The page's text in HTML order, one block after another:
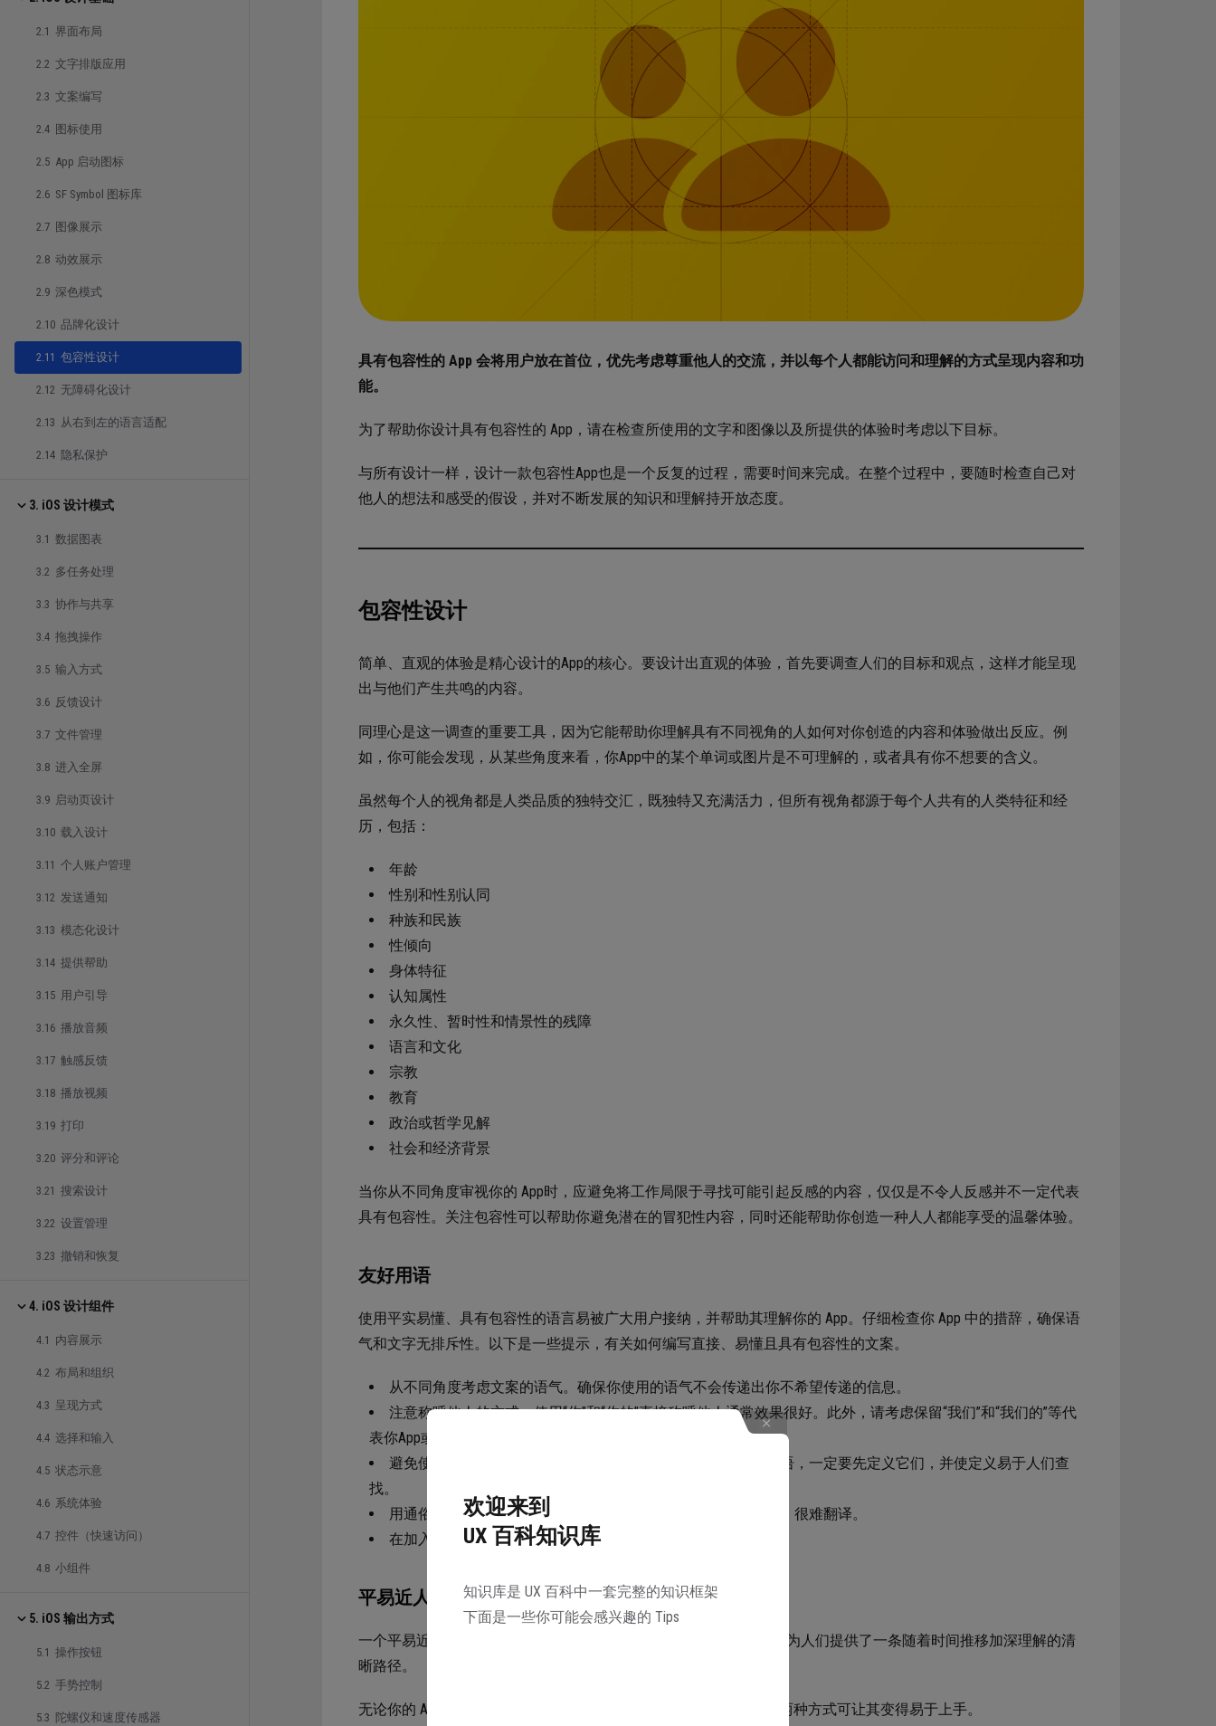
2.1 界面布局
2.2 文字排版应用
2.3 文案编写
2.4 图标使用
2.5 App 启动图标
2.6 SF Symbol 图标库
2.7 图像展示
2.8 动效展示
2.9 深色模式
2.10 品牌化设计
2.11 包容性设计
2.12 无障碍化设计
2.13 从右到左的语言适配
2.14 隐私保护
3. iOS 设计模式
3.1 数据图表
3.2 多任务处理
3.3 协作与共享
3.4 拖拽操作
3.5 输入方式
3.6 反馈设计
3.7 文件管理
3.8 进入全屏
3.9 启动页设计
3.10 载入设计
3.11 个人账户管理
3.12 发送通知
3.13 模态化设计
3.14 提供帮助
3.15 用户引导
3.16 播放音频
3.17 触感反馈
3.18 播放视频
3.19 打印
3.20 评分和评论
3.21 搜索设计
3.22 设置管理
3.23 撤销和恢复
4. iOS 设计组件
4.1 内容展示
4.2 布局和组织
4.3 呈现方式
4.4 选择和输入
4.5 状态示意
4.6 系统体验
4.7 控件（快速访问）
4.8 小组件
5. iOS 输出方式
5.1 操作按钮
5.2 手势控制
5.3 陀螺仪和速度传感器
具有包容性的 App 会将用户放在首位，优先考虑尊重他人的交流，并以每个人都能访问和理解的方式呈现内容和功
能。
为了帮助你设计具有包容性的 App，请在检查所使用的文字和图像以及所提供的体验时考虑以下目标。
与所有设计一样，设计一款包容性App也是一个反复的过程，需要时间来完成。在整个过程中，要随时检查自己对
他人的想法和感受的假设，并对不断发展的知识和理解持开放态度。
包容性设计
简单、直观的体验是精心设计的App的核心。要设计出直观的体验，首先要调查人们的目标和观点，这样才能呈现
出与他们产生共鸣的内容。
同理心是这一调查的重要工具，因为它能帮助你理解具有不同视角的人如何对你创造的内容和体验做出反应。例
如，你可能会发现，从某些角度来看，你App中的某个单词或图片是不可理解的，或者具有你不想要的含义。
虽然每个人的视角都是人类品质的独特交汇，既独特又充满活力，但所有视角都源于每个人共有的人类特征和经
历，包括：
年龄
性别和性别认同
种族和民族
性倾向
身体特征
认知属性
永久性、暂时性和情景性的残障
语言和文化
宗教
教育
政治或哲学见解
社会和经济背景
当你从不同角度审视你的 App时，应避免将工作局限于寻找可能引起反感的内容，仅仅是不令人反感并不一定代表
具有包容性。关注包容性可以帮助你避免潜在的冒犯性内容，同时还能帮助你创造一种人人都能享受的温馨体验。
友好用语
使用平实易懂、具有包容性的语言易被广大用户接纳，并帮助其理解你的 App。仔细检查你 App 中的措辞，确保语
气和文字无排斥性。以下是一些提示，有关如何编写直接、易懂且具有包容性的文案。
从不同角度考虑文案的语气。确保你使用的语气不会传递出你不希望传递的信息。
注意称呼他人的方式。使用“你”和“你的”直接称呼他人通常效果很好。此外，请考虑保留“我们”和“我们的”等代
表你App或公司的词语。
避免使用没有定义的专业或技术术语。如果你必须使用这些术语，一定要先定义它们，并使定义易于人们查
找。
用通俗语言取代口语表达，口语表达通常具有特定的文化背景，很难翻译。
在加入幽默之前要慎重考虑。
平易近人
一个平易近人的App不要求人们在使用前具备特定的技能或知识，它为人们提供了一条随着时间推移加深理解的清
晰路径。
无论你的 App 可提供一系列强大功能还是执行某个简单任务，以下两种方式可让其变得易于上手。
欢迎来到
UX 百科知识库
知识库是 UX 百科中一套完整的知识框架
下面是一些你可能会感兴趣的 Tips